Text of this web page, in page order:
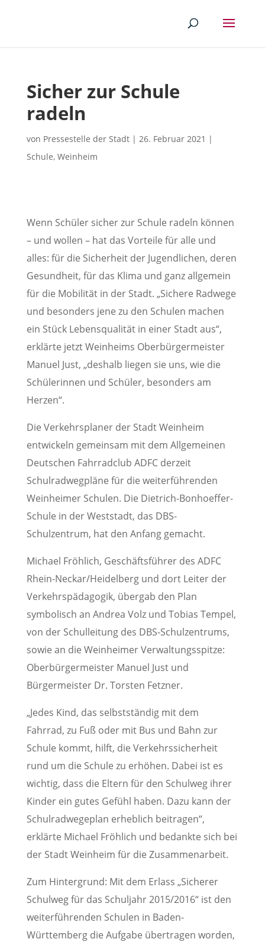
Sicher zur Schule
radeln
von Pressestelle der Stadt| 26. Februar 2021 |
Schule, Weinheim
Wenn Schüler sicher zur Schule radeln können
– und wollen – hat das Vorteile für alle und
alles: für die Sicherheit der Jugendlichen, deren
Gesundheit, für das Klima und ganz allgemein
für die Mobilität in der Stadt. „Sichere Radwege
und besonders jene zu den Schulen machen
ein Stück Lebensqualität in einer Stadt aus“,
erklärte jetzt Weinheims Oberbürgermeister
Manuel Just, „deshalb liegen sie uns, wie die
Schülerinnen und Schüler, besonders am
Herzen“.
Die Verkehrsplaner der Stadt Weinheim
entwickeln gemeinsam mit dem Allgemeinen
Deutschen Fahrradclub ADFC derzeit
Schulradwegpläne für die weiterführenden
Weinheimer Schulen. Die Dietrich-Bonhoeffer-
Schule in der Weststadt, das DBS-
Schulzentrum, hat den Anfang gemacht.
Michael Fröhlich, Geschäftsführer des ADFC
Rhein-Neckar/Heidelberg und dort Leiter der
Verkehrspädagogik, übergab den Plan
symbolisch an Andrea Volz und Tobias Tempel,
von der Schulleitung des DBS-Schulzentrums,
sowie an die Weinheimer Verwaltungsspitze:
Oberbürgermeister Manuel Just und
Bürgermeister Dr. Torsten Fetzner.
„Jedes Kind, das selbstständig mit dem
Fahrrad, zu Fuß oder mit Bus und Bahn zur
Schule kommt, hilft, die Verkehrssicherheit
rund um die Schule zu erhöhen. Dabei ist es
wichtig, dass die Eltern für den Schulweg ihrer
Kinder ein gutes Gefühl haben. Dazu kann der
Schulradwegeplan erheblich beitragen“,
erklärte Michael Fröhlich und bedankte sich bei
der Stadt Weinheim für die Zusammenarbeit.
Zum Hintergrund: Mit dem Erlass „Sicherer
Schulweg für das Schuljahr 2015/2016“ ist den
weiterführenden Schulen in Baden-
Württemberg die Aufgabe übertragen worden,